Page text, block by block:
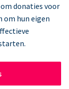
donaties voor
om hun eigen